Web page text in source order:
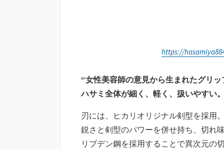
https://
“女性美容師の意見から生まれたグリ
ハサミ全体が細く、軽く、扱いやすい
刃には、ヒカリオリジナル剣型を採用
鋭さと剣型のパワーを併せ持ち、切れ
リブデン鋼を採用することで異次元の